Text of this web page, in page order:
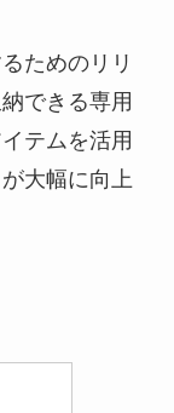
ためのリリ
できる専用
テムを活用
大幅に向上